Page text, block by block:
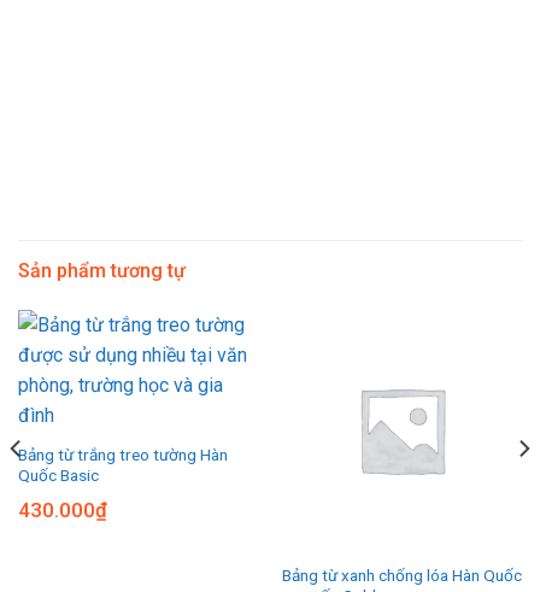
Sản phẩm tương tự
Bảng từ trắng treo tường Hàn
Quốc Basic
430.000₫
Bảng từ xanh chống lóa Hàn Quốc